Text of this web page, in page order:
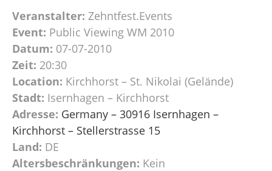
Veranstalter: Zehntfest.Events
Event: Public Viewing WM 2010
Datum: 07-07-2010
Zeit: 20:30
Location: Kirchhorst – St. Nikolai (Gelände)
Stadt: Isernhagen – Kirchhorst
Adresse: Germany – 30916 Isernhagen –
Kirchhorst – Stellerstrasse 15
Land: DE
Altersbeschränkungen: Kein